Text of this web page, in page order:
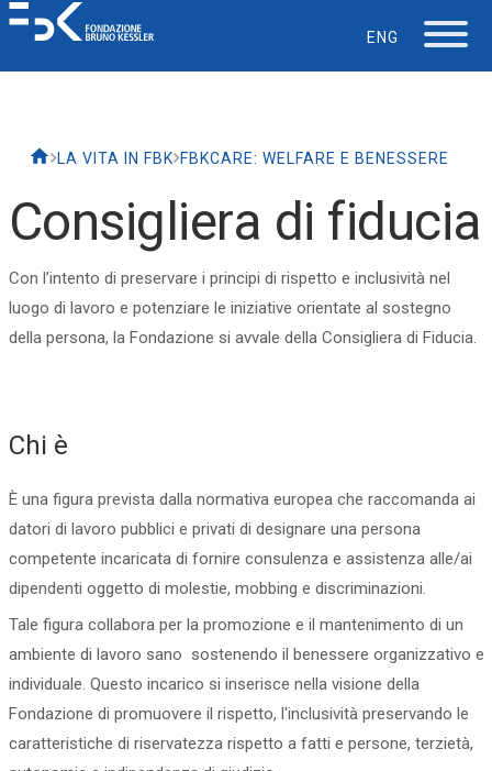
ENG
La vita in FBK
Supporto
LA VITA IN FBK FBKCARE: WELFARE E BENESSERE
Consigliera di fiducia
Con l’intento di preservare i principi di rispetto e inclusività nel
luogo di lavoro e potenziare le iniziative orientate al sostegno
della persona, la Fondazione si avvale della Consigliera di Fiducia.
Chi è
È una figura prevista dalla normativa europea che raccomanda ai
datori di lavoro pubblici e privati di designare una persona
competente incaricata di fornire consulenza e assistenza alle/ai
dipendenti oggetto di molestie, mobbing e discriminazioni.
Tale figura collabora per la promozione e il mantenimento di un
ambiente di lavoro sano sostenendo il benessere organizzativo e
individuale. Questo incarico si inserisce nella visione della
Fondazione di promuovere il rispetto, l'inclusività preservando le
caratteristiche di riservatezza rispetto a fatti e persone, terzietà,